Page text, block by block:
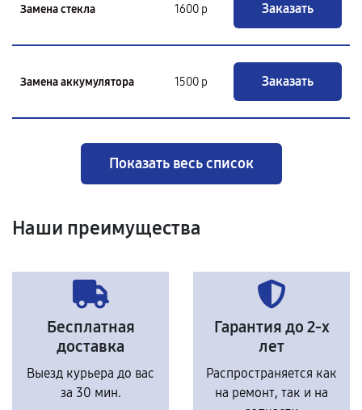
Замена стекла 1600 р Заказать
Замена аккумулятора 1500 р Заказать
Показать весь список
Наши преимущества
Бесплатная
доставка
Выезд курьера до вас
за 30 мин.
Гарантия до 2-х
лет
Распространяется как
на ремонт, так и на